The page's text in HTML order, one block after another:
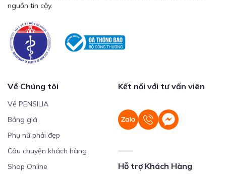
nguồn tin cậy.
Về Chúng tôi
Về PENSILIA
Bảng giá
Phụ nữ phải đẹp
Câu chuyện khách hàng
Shop Online
Kết nối với tư vấn viên
Hỗ trợ Khách Hàng